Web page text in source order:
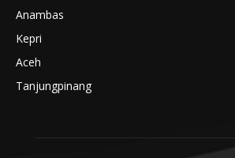
Anambas
Kepri
Aceh
Tanjungpinang